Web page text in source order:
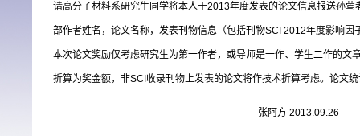
请高分子材料系研究生同学将本人于2013年度发表的论文信息报送孙
部作者姓名，论文名称，发表刊物信息（包括刊物SCI 2012年度影响
本次论文奖励仅考虑研究生为第一作者，或导师是一作、学生二作的
折算为奖金额，非SCI收录刊物上发表的论文将作技术折算考虑。论文
张阿方 2013.09.26